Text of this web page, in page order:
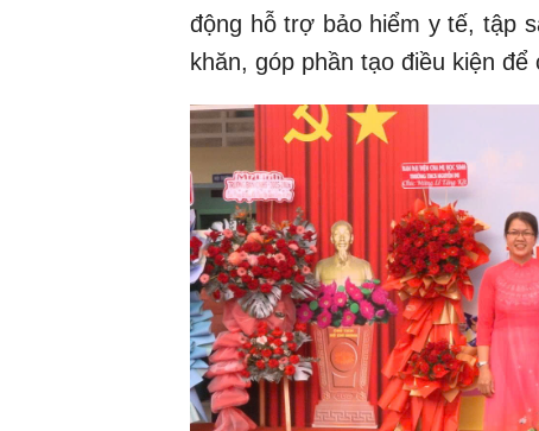
động hỗ trợ bảo hiểm y tế, tập
khăn, góp phần tạo điều kiện